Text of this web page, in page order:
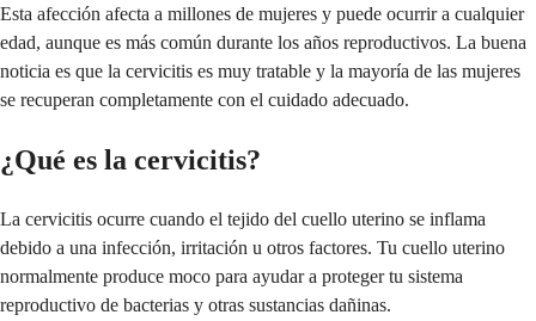
Esta afección afecta a millones de mujeres y puede ocurrir a cualquier
edad, aunque es más común durante los años reproductivos. La buena
noticia es que la cervicitis es muy tratable y la mayoría de las mujeres
se recuperan completamente con el cuidado adecuado.
¿Qué es la cervicitis?
La cervicitis ocurre cuando el tejido del cuello uterino se inflama
debido a una infección, irritación u otros factores. Tu cuello uterino
normalmente produce moco para ayudar a proteger tu sistema
reproductivo de bacterias y otras sustancias dañinas.